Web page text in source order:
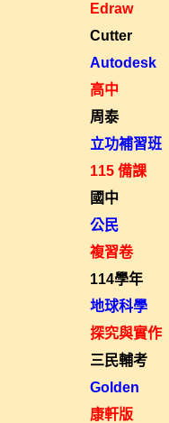
Edraw
Cutter
Autodesk
高中
周泰
立功補習班
115 備課
國中
公民
複習卷
114學年
地球科學
探究與實作
三民輔考
Golden
康軒版